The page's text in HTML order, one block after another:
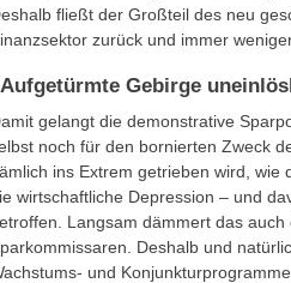
fließt der Großteil des neu
zurück und immer
Gebirge
gelangt die demonstrative
noch für den bornierten Zweck
ins Extrem getrieben wird,
wirtschaftliche Depression – und
Langsam dämmert das
Deshalb und
und